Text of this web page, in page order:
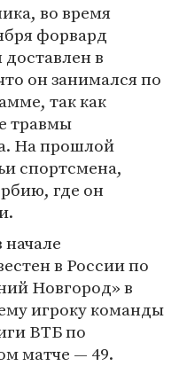
во время
форвард
в
он занимался по
так как
травмы
На прошлой
спортсмена,
где он
в России по
Новгород» в
игроку команды
ВТБ по
матче — 49.